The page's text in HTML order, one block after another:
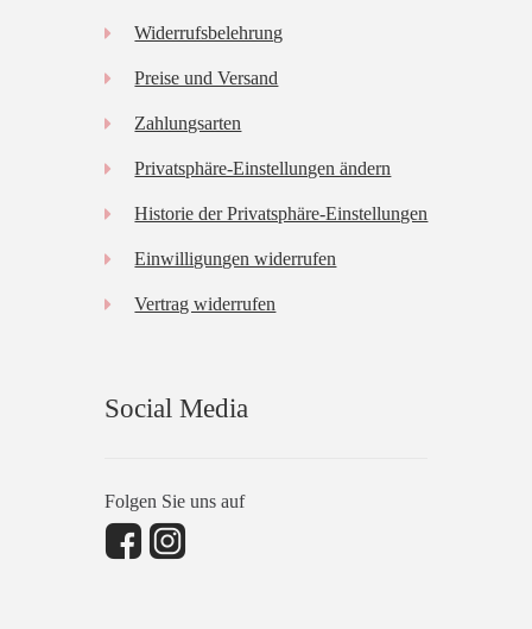
Widerrufsbelehrung
Preise und Versand
Zahlungsarten
Privatsphäre-Einstellungen ändern
Historie der Privatsphäre-Einstellungen
Einwilligungen widerrufen
Vertrag widerrufen
Social Media
Folgen Sie uns auf